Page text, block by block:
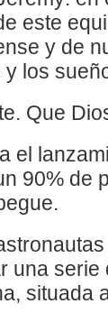
este
y de
los
Que
el
90% de
una
situada